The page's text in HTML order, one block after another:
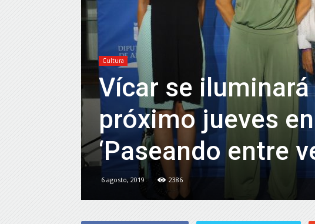
Cultura
Vícar se
próximo jueves
‘Paseando entre
6 agosto, 2019 2386